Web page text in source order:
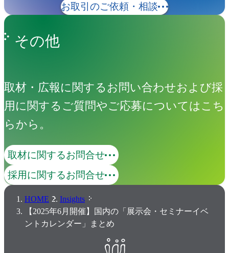
お取引のご依頼・相談
その他
取材・広報に関するお問い合わせおよび採
用に関するご質問やご応募についてはこち
らから。
取材に関するお問合せ
採用に関するお問合せ
HOME
Insights
【2025年6月開催】国内の「展示会・セミナーイベ
ントカレンダー」まとめ